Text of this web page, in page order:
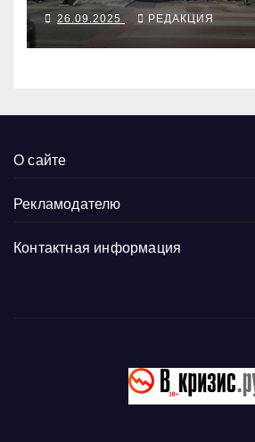
26.09.2025 РЕДАКЦИЯ
О сайте
Рекламодателю
Контактная информация